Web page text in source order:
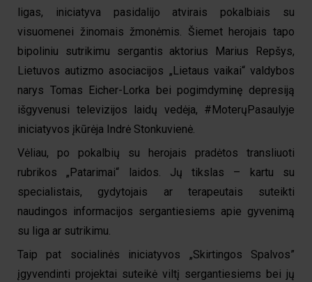
ligas, iniciatyva pasidalijo atvirais pokalbiais su
visuomenei žinomais žmonėmis. Šiemet herojais tapo
bipoliniu sutrikimu sergantis aktorius Marius Repšys,
Lietuvos autizmo asociacijos „Lietaus vaikai“ valdybos
narys Tomas Eicher-Lorka bei pogimdyminę depresiją
išgyvenusi televizijos laidų vedėja, #MoterųPasaulyje
iniciatyvos įkūrėja Indrė Stonkuvienė.
Vėliau, po pokalbių su herojais pradėtos transliuoti
rubrikos „Patarimai“ laidos. Jų tikslas – kartu su
specialistais, gydytojais ar terapeutais suteikti
naudingos informacijos sergantiesiems apie gyvenimą
su liga ar sutrikimu.
Taip pat socialinės iniciatyvos „Skirtingos Spalvos”
įgyvendinti projektai suteikė viltį sergantiesiems bei jų